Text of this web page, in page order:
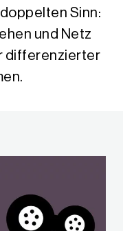
Sinn:
und Netz
differenzierter